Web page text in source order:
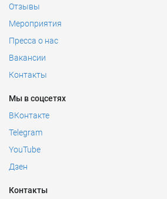
Профиль деятельности RTM Group
Вопросы правомерности той или
неотъемлемая часть работы
технической защите
Отзывы
Мероприятия
Пресса о нас
Вакансии
Контакты
Мы в соцсетях
ВКонтакте
Telegram
YouTube
Дзен
Контакты